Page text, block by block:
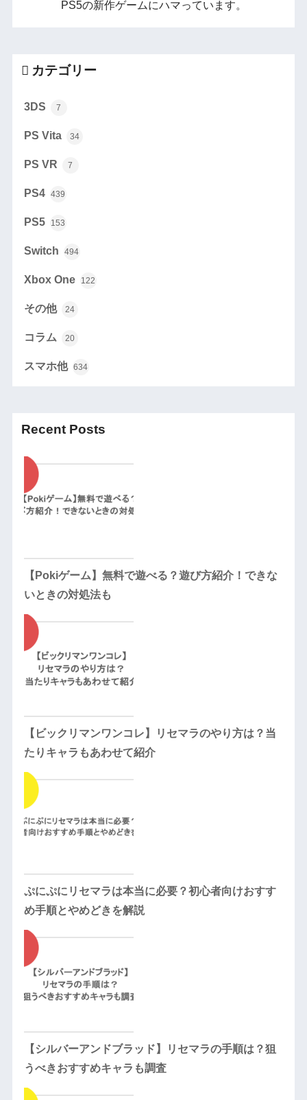
PS5の新作ゲームにハマっています。
カテゴリー
3DS 7
PS Vita 34
PS VR 7
PS4 439
PS5 153
Switch 494
Xbox One 122
その他 24
コラム 20
スマホ他 634
Recent Posts
【Pokiゲーム】無料で遊べる？遊び方紹介！できな
いときの対処法も
【ビックリマンワンコレ】リセマラのやり方は？当
たりキャラもあわせて紹介
ぷにぷにリセマラは本当に必要？初心者向けおすす
め手順とやめどきを解説
【シルバーアンドブラッド】リセマラの手順は？狙
うべきおすすめキャラも調査